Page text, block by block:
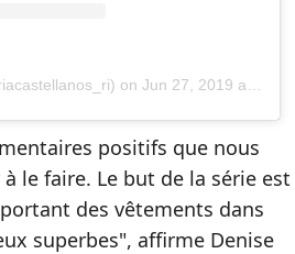
on Jun 27, 2019 at 10:10am PDT
positifs que nous
le faire. Le but de la série est
des vêtements dans
superbes", affirme Denise